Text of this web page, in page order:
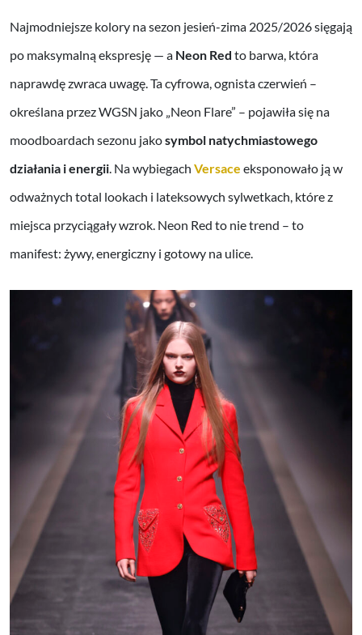
Najmodniejsze kolory na sezon jesień-zima 2025/2026 sięgają
po maksymalną ekspresję — a Neon Red to barwa, która
naprawdę zwraca uwagę. Ta cyfrowa, ognista czerwień –
określana przez WGSN jako „Neon Flare” – pojawiła się na
moodboardach sezonu jakosymbol natychmiastowego
działania i energii. Na wybiegach Versace eksponowało ją w
odważnych total lookach i lateksowych sylwetkach, które z
miejsca przyciągały wzrok. Neon Red to nie trend – to
manifest: żywy, energiczny i gotowy na ulice.